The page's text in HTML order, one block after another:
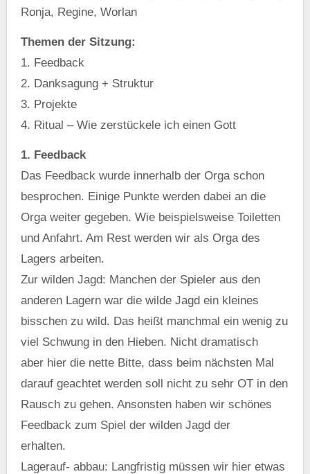
Ronja, Regine, Worlan
Themen der Sitzung:
1. Feedback
2. Danksagung + Struktur
3. Projekte
4. Ritual – Wie zerstückele ich einen Gott
1. Feedback
Das Feedback wurde innerhalb der Orga schon
besprochen. Einige Punkte werden dabei an die
Orga weiter gegeben. Wie beispielsweise Toiletten
und Anfahrt. Am Rest werden wir als Orga des
Lagers arbeiten.
Zur wilden Jagd: Manchen der Spieler aus den
anderen Lagern war die wilde Jagd ein kleines
bisschen zu wild. Das heißt manchmal ein wenig zu
viel Schwung in den Hieben. Nicht dramatisch
aber hier die nette Bitte, dass beim nächsten Mal
darauf geachtet werden soll nicht zu sehr OT in den
Rausch zu gehen. Ansonsten haben wir schönes
Feedback zum Spiel der wilden Jagd der
erhalten.
Lagerauf- abbau: Langfristig müssen wir hier etwas